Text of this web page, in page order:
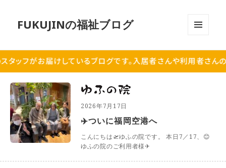
FUKUJINの福祉ブログ
ーとウ
ィジェ
ット
ッフがお届けしているブログです。入居者さんや利用者さんの
2026年7月17日
✈️ついに福岡空港へ
こんにちは🛫ゆふの院です。 本日7／17、😊
ゆふの院のご利用者様✈